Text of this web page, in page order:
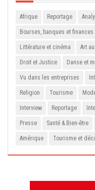
Afrique Reportage
Bourses, banques et finances
Littérature et cinéma Art
Droit et Justice Danse et
Vu dans les entreprises
Religion Tourisme
Interview Reportage
Presse Santé & Bien-être
Amérique Tourisme et